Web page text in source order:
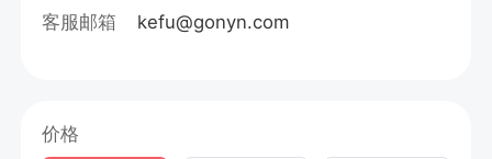
客服邮箱 kefu@gonyn.com
价格